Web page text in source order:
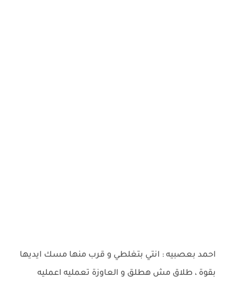
احمد بعصبيه : انتي بتغلطي و قرب منها مسك ايديها
بقوة ، طلاق مش هطلق و العاوزة تعمليه اعمليه